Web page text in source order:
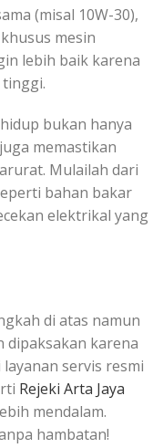
(misal 10W-30),
mesin
lebih baik karena
bukan hanya
memastikan
Mulailah dari
bahan bakar
elektrikal yang
di atas namun
dipaksakan karena
servis resmi
Rejeki Arta Jaya
mendalam.
hambatan!